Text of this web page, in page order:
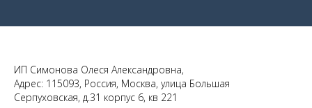
ИП Симонова Олеся Александровна,
Адрес: 115093, Россия, Москва, улица Большая
Серпуховская, д.31 корпус 6, кв 221